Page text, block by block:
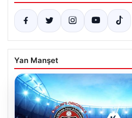
Yan Manşet